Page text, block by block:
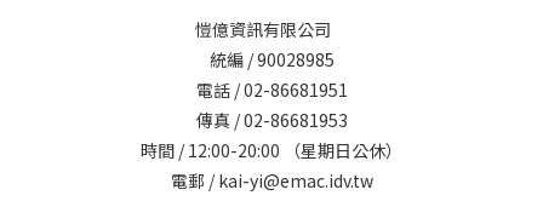
愷億資訊有限公司
統編 / 90028985
電話 / 02-86681951
傳真 / 02-86681953
時間 / 12:00-20:00 （星期日公休）
電郵 / kai-yi@emac.idv.tw